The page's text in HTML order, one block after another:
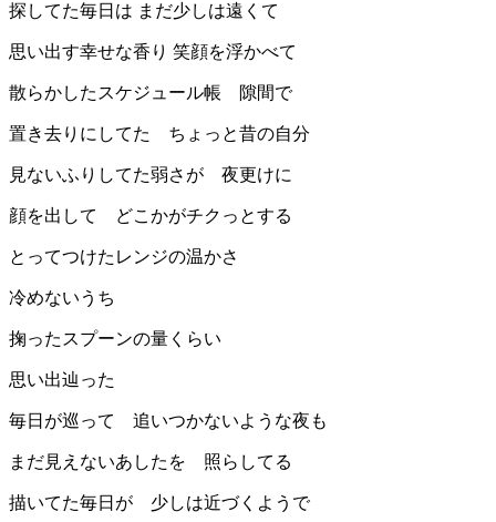
探してた毎日は まだ少しは遠くて
思い出す幸せな香り 笑顔を浮かべて
散らかしたスケジュール帳 隙間で
置き去りにしてた ちょっと昔の自分
見ないふりしてた弱さが 夜更けに
顔を出して どこかがチクっとする
とってつけたレンジの温かさ
冷めないうち
掬ったスプーンの量くらい
思い出辿った
毎日が巡って 追いつかないような夜も
まだ見えないあしたを 照らしてる
描いてた毎日が 少しは近づくようで